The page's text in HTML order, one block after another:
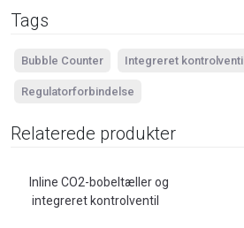
Tags
Bubble Counter Integreret kontrolventil
Regulatorforbindelse
Relaterede produkter
Inline CO2-bobeltæller og
integreret kontrolventil